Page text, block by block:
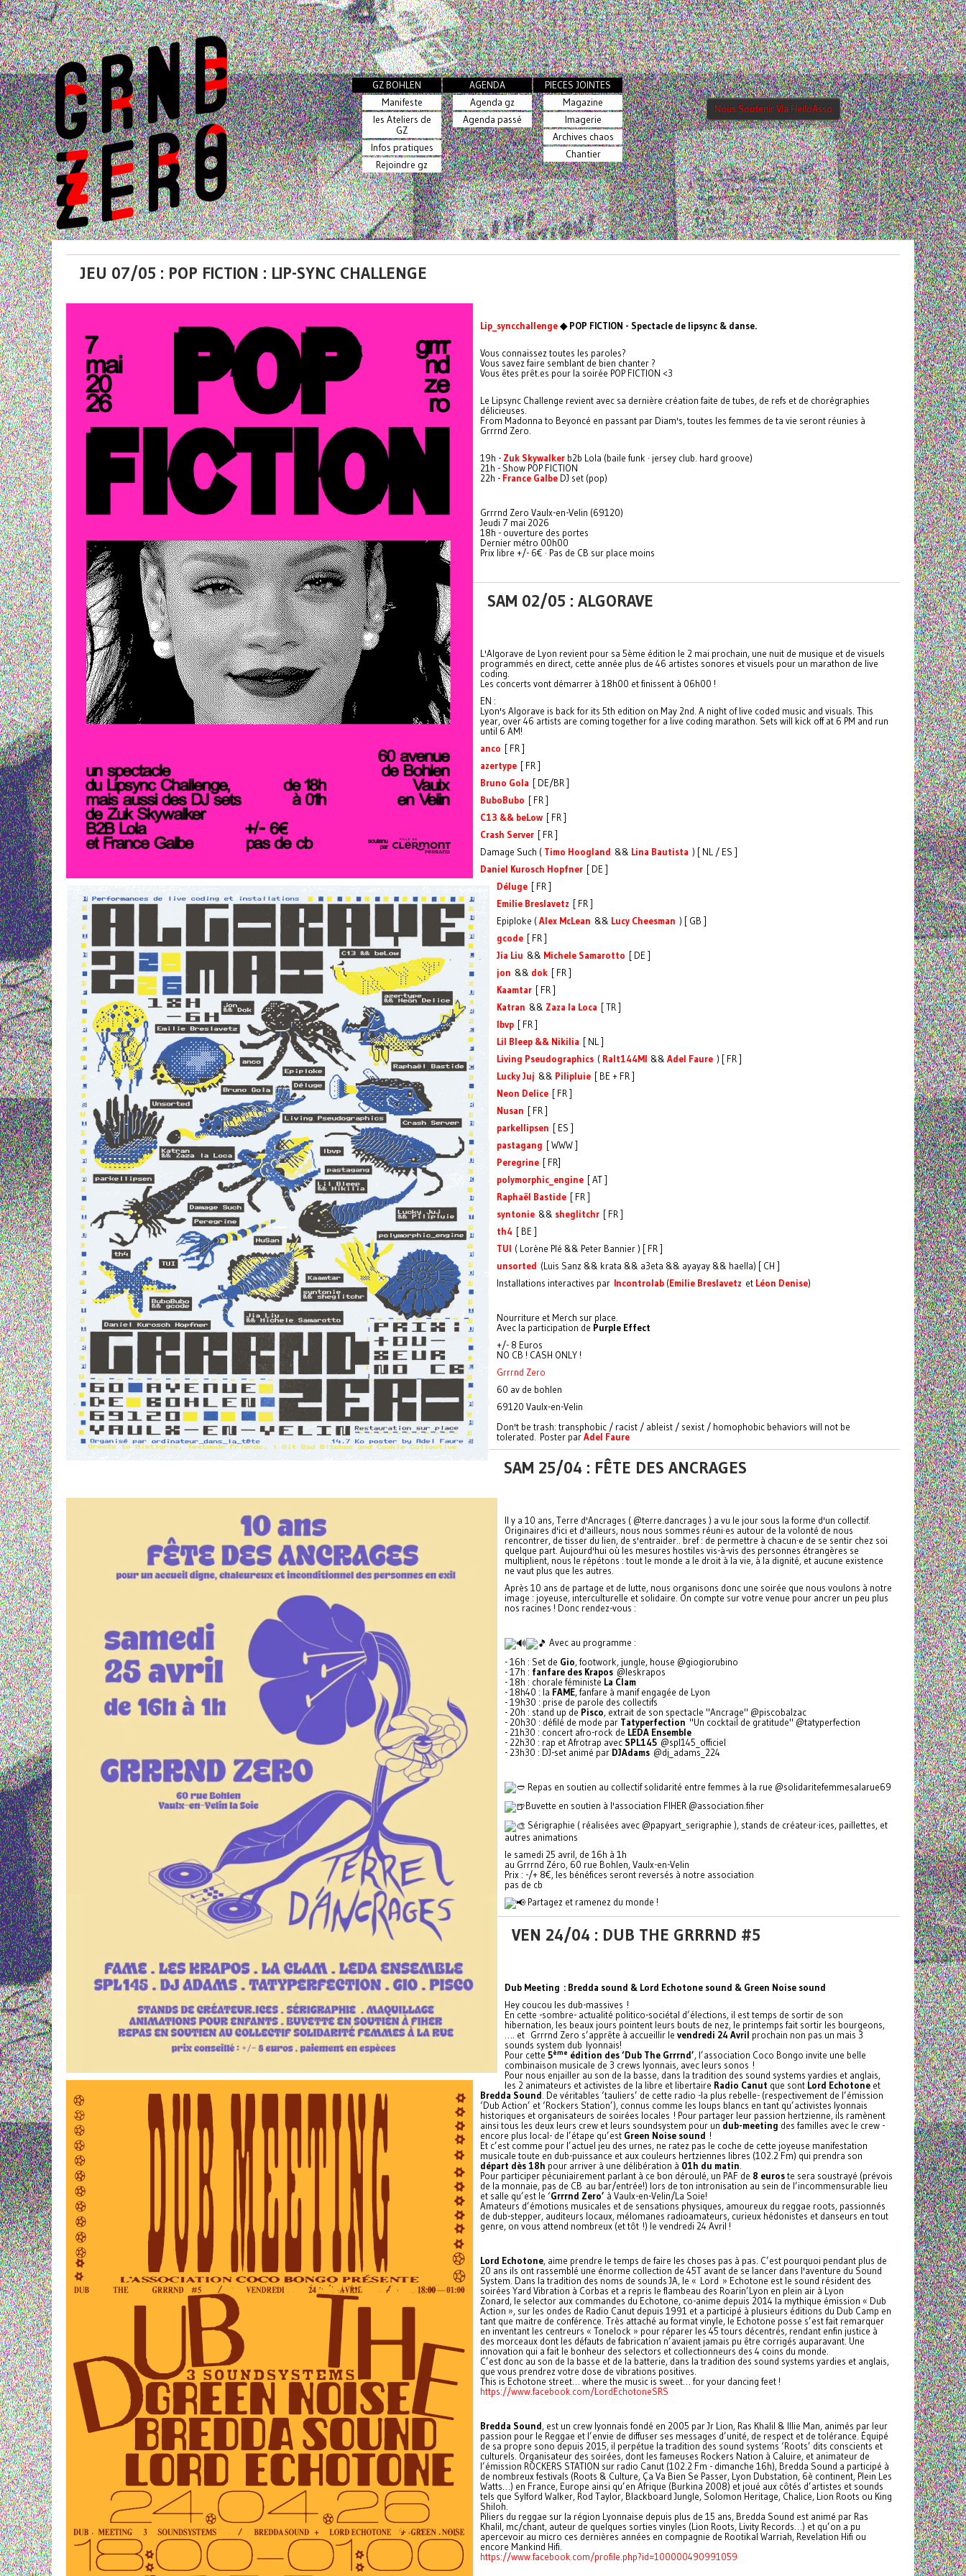
GZ BOHLEN
Manifeste
les Ateliers de
GZ
Infos pratiques
Rejoindre gz
AGENDA
Agenda gz
Agenda passé
PIECES JOINTES
Magazine
Imagerie
Archives chaos
Chantier
Nous Soutenir Via HelloAsso
JEU 07/05 : POP FICTION : LIP-SYNC CHALLENGE
Lip_syncchallenge◆ POP FICTION - Spectacle de lipsync & danse.
Vous connaissez toutes les paroles?
Vous savez faire semblant de bien chanter ?
Vous êtes prêt.es pour la soirée POP FICTION <3
Le Lipsync Challenge revient avec sa dernière création faite de tubes, de refs et de chorégraphies
délicieuses.
From Madonna to Beyoncé en passant par Diam's, toutes les femmes de ta vie seront réunies à
Grrrnd Zero.
19h - Zuk Skywalker b2b Lola (baile funk · jersey club. hard groove)
21h - Show POP FICTION
22h - France Galbe DJ set (pop)
Grrrnd Zero Vaulx-en-Velin (69120)
Jeudi 7 mai 2026
18h - ouverture des portes
Dernier métro 00h00
Prix libre +/- 6€ · Pas de CB sur place moins
SAM 02/05 : ALGORAVE
L'Algorave de Lyon revient pour sa 5ème édition le 2 mai prochain, une nuit de musique et de visuels
programmés en direct, cette année plus de 46 artistes sonores et visuels pour un marathon de live
coding.
Les concerts vont démarrer à 18h00 et finissent à 06h00 !
EN :
Lyon's Algorave is back for its 5th edition on May 2nd. A night of live coded music and visuals. This
year, over 46 artists are coming together for a live coding marathon. Sets will kick off at 6 PM and run
until 6 AM!
anco [ FR ]
azertype [ FR ]
Bruno Gola [ DE/BR ]
BuboBubo [ FR ]
C13 && beLow [ FR ]
Crash Server [ FR ]
Damage Such ( Timo Hoogland && Lina Bautista ) [ NL / ES ]
Daniel Kurosch Hopfner [ DE ]
Déluge [ FR ]
Emilie Breslavetz [ FR ]
Epiploke (Alex McLean && Lucy Cheesman ) [ GB ]
gcode [ FR ]
Jia Liu && Michele Samarotto [ DE ]
jon && dok [ FR ]
Kaamtar [ FR ]
Katran && Zaza la Loca [ TR ]
lbvp [ FR ]
Lil Bleep && Nikilia [ NL ]
Living Pseudographics ( Ralt144MI && Adel Faure ) [ FR ]
Lucky Juj && Pilipluie [ BE + FR ]
Neon Delice [ FR ]
Nusan [ FR ]
parkellipsen [ ES ]
pastagang [ WWW ]
Peregrine [ FR]
polymorphic_engine [ AT ]
Raphaël Bastide [ FR ]
syntonie && sheglitchr [ FR ]
th4 [ BE ]
TUI ( Lorène Plé && Peter Bannier ) [ FR ]
unsorted (Luis Sanz && krata && a3eta && ayayay && haella) [ CH ]
Installations interactives par Incontrolab (Emilie Breslavetz et Léon Denise)
Nourriture et Merch sur place.
Avec la participation de Purple Effect
+/- 8 Euros
NO CB ! CASH ONLY !
Grrrnd Zero
60 av de bohlen
69120 Vaulx-en-Velin
Don't be trash: transphobic / racist / ableist / sexist / homophobic behaviors will not be
tolerated. Poster parAdel Faure
SAM 25/04 : FÊTE DES ANCRAGES
Il y a 10 ans, Terre d'Ancrages ( @terre.dancrages ) a vu le jour sous la forme d'un collectif.
Originaires d'ici et d'ailleurs, nous nous sommes réuni·es autour de la volonté de nous
rencontrer, de tisser du lien, de s'entraider.. bref : de permettre à chacun·e de se sentir chez soi
quelque part. Aujourd'hui où les mesures hostiles vis-à-vis des personnes étrangères se
multiplient, nous le répétons : tout le monde a le droit à la vie, à la dignité, et aucune existence
ne vaut plus que les autres.
Après 10 ans de partage et de lutte, nous organisons donc une soirée que nous voulons à notre
image : joyeuse, interculturelle et solidaire. On compte sur votre venue pour ancrer un peu plus
nos racines ! Donc rendez-vous :
Avec au programme :
- 16h : Set de Gio, footwork, jungle, house @giogiorubino
- 17h : fanfare des Krapos @leskrapos
- 18h : chorale féministe La Clam
- 18h40 : la FAME, fanfare à manif engagée de Lyon
- 19h30 : prise de parole des collectifs
- 20h : stand up de Pisco, extrait de son spectacle "Ancrage" @piscobalzac
- 20h30 : défilé de mode par Tatyperfection "Un cocktail de gratitude" @tatyperfection
- 21h30 : concert afro-rock de LEDA Ensemble
- 22h30 : rap et Afrotrap avec SPL145 @spl145_officiel
- 23h30 : DJ-set animé par DJAdams @dj_adams_224
Repas en soutien au collectif solidarité entre femmes à la rue @solidaritefemmesalarue69
Buvette en soutien à l'association FIHER @association.fiher
Sérigraphie ( réalisées avec @papyart_serigraphie ), stands de créateur·ices, paillettes, et
autres animations
le samedi 25 avril, de 16h à 1h
au Grrrnd Zéro, 60 rue Bohlen, Vaulx-en-Velin
Prix : -/+ 8€, les bénéfices seront reversés à notre association
pas de cb
Partagez et ramenez du monde !
VEN 24/04 : DUB THE GRRRND #5
Dub Meeting : Bredda sound & Lord Echotone sound & Green Noise sound
Hey coucou les dub-massives !
En cette -sombre- actualité politico-sociétal d’élections, il est temps de sortir de son
hibernation, les beaux jours pointent leurs bouts de nez, le printemps fait sortir les bourgeons,
…. et Grrrnd Zero s’apprête à accueillir le vendredi 24 Avril prochain non pas un mais 3
sounds system dub lyonnais!
Pour cette 5ème édition des ‘Dub The Grrrnd’, l’association Coco Bongo invite une belle
combinaison musicale de 3 crews lyonnais, avec leurs sonos !
Pour nous enjailler au son de la basse, dans la tradition des sound systems yardies et anglais,
les 2 animateurs et activistes de la libre et libertaire Radio Canut que sont Lord Echotone et
Bredda Sound . De véritables ‘tauliers’ de cette radio -la plus rebelle- (respectivement de l’émission
‘Dub Action’ et ‘Rockers Station’), connus comme les loups blancs en tant qu’activistes lyonnais
historiques et organisateurs de soirées locales ! Pour partager leur passion hertzienne, ils ramènent
ainsi tous les deux leurs crew et leurs soundsystem pour undub-meeting des familles avec le crew -
encore plus local- de l’étape qu’est Green Noise sound !
Et c’est comme pour l’actuel jeu des urnes, ne ratez pas le coche de cette joyeuse manifestation
musicale toute en dub-puissance et aux couleurs hertziennes libres (102.2 Fm) qui prendra son
départ dès 18h pour arriver à une délibération à 01h du matin
Pour participer pécuniairement parlant à ce bon déroulé, un PAF de 8 euroste sera soustrayé (prévois
de la monnaie, pas de CB au bar/entrée!) lors de ton intronisation au sein de l’incommensurable lieu
et salle qu’est le ‘Grrrnd Zero’ à Vaulx-en-Velin/La Soie!
Amateurs d’émotions musicales et de sensations physiques, amoureux du reggae roots, passionnés
de dub-stepper, auditeurs locaux, mélomanes radioamateurs, curieux hédonistes et danseurs en tout
genre, on vous attend nombreux (et tôt !) le vendredi 24 Avril !
Lord Echotone, aime prendre le temps de faire les choses pas à pas. C’est pourquoi pendant plus de
20 ans ils ont rassemblé une énorme collection de 45T avant de se lancer dans l'aventure du Sound
System. Dans la tradition des noms de sounds JA, le « Lord » Echotone est le sound résident des
soirées Yard Vibration à Corbas et a repris le flambeau des Roarin’Lyon en plein air à Lyon
Zonard, le selector aux commandes du Echotone, co-anime depuis 2014 la mythique émission « Dub
Action », sur les ondes de Radio Canut depuis 1991 et a participé à plusieurs éditions du Dub Camp en
tant que maitre de conférence. Très attaché au format vinyle, le Echotone posse s’est fait remarquer
en inventant les centreurs « Tonelock » pour réparer les 45 tours décentrés, rendant enfin justice à
des morceaux dont les défauts de fabrication n’avaient jamais pu être corrigés auparavant. Une
innovation qui a fait le bonheur des selectors et collectionneurs des 4 coins du monde.
C’est donc au son de la basse et de la batterie, dans la tradition des sound systems yardies et anglais,
que vous prendrez votre dose de vibrations positives.
This is Echotone street… where the music is sweet… for your dancing feet !
https://www.facebook.com/LordEchotoneSRS
Bredda Sound, est un crew lyonnais fondé en 2005 par Jr Lion, Ras Khalil & Illie Man, animés par leur
passion pour le Reggae et l’envie de diffuser ses messages d’unité, de respect et de tolérance. Équipé
de sa propre sono depuis 2015, il perpétue la tradition des sound systems ‘Roots’ dits conscients et
culturels. Organisateur des soirées, dont les fameuses Rockers Nation à Caluire, et animateur de
l’émission ROCKERS STATION sur radio Canut (102.2 Fm - dimanche 16h), Bredda Sound a participé à
de nombreux festivals (Roots & Culture, Ça Va Bien Se Passer, Lyon Dubstation, 6è continent, Plein Les
Watts…) en France, Europe ainsi qu’en Afrique (Burkina 2008) et joué aux côtés d’artistes et sounds
tels que Sylford Walker, Rod Taylor, Blackboard Jungle, Solomon Heritage, Chalice, Lion Roots ou King
Shiloh.
Piliers du reggae sur la région Lyonnaise depuis plus de 15 ans, Bredda Sound est animé par Ras
Khalil, mc/chant, auteur de quelques sorties vinyles (Lion Roots, Livity Records…) et qu’on a pu
apercevoir au micro ces dernières années en compagnie de Rootikal Warriah, Revelation Hifi ou
encore Mankind Hifi.
https://www.facebook.com/profile.php?id=100000490991059